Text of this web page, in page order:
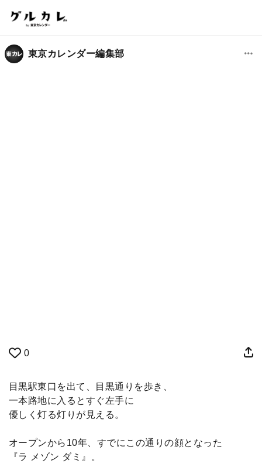
東京カレンダー編集部
0
目黒駅東口を出て、目黒通りを歩き、
一本路地に入るとすぐ左手に
優しく灯る灯りが見える。
オープンから10年、すでにこの通りの顔となった
『ラ メゾン ダミ』。